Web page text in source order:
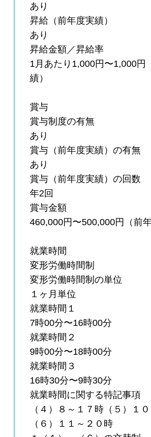
あり
昇給（前年度実績）
あり
昇給金額／昇給率
1月あたり1,000円〜1,000円
績）
賞与
賞与制度の有無
あり
賞与（前年度実績）の有無
あり
賞与（前年度実績）の回数
年2回
賞与金額
460,000円〜500,000円（前年
就業時間
変形労働時間制
変形労働時間制の単位
１ヶ月単位
就業時間１
7時00分〜16時00分
就業時間２
9時00分〜18時00分
就業時間３
16時30分〜9時30分
就業時間に関する特記事項
（４）８～１７時（５）１
（６）１１～２０時